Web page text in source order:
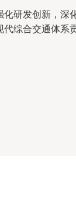
研发创新，深
综合交通体系